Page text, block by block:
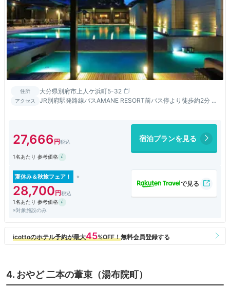
住所 大分県別府市上人ケ浜町5-32
アクセス
JR別府駅発路線バスAMANE RESORT前バス停より徒歩約2分 JR
27,666 宿泊プランを見る
1名あたり 参考価格
夏休み＆秋旅フェア！
28,700
1名あたり 参考価格
※対象施設のみ
4. おやど 二本の葦束（湯布院町）